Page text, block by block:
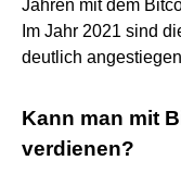
Jahren mit dem
Im Jahr 2021 sind
deutlich
Kann man mit
verdienen?